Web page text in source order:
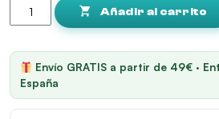
Juguete
Mordedor
Nudos
para
Perros
cantidad
Añadir al carrito
Envío GRATIS a partir de 49€ ·
España